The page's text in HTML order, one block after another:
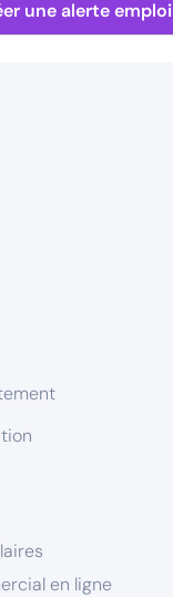
une alerte emploi
en ligne